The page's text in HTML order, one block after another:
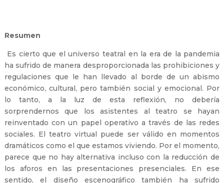
Resumen
Es cierto que el universo teatral en la era de la pandemia
ha sufrido de manera desproporcionada las prohibiciones y
regulaciones que le han llevado al borde de un abismo
económico, cultural, pero también social y emocional. Por
lo tanto, a la luz de esta reflexión, no debería
sorprendernos que los asistentes al teatro se hayan
reinventado con un papel operativo a través de las redes
sociales. El teatro virtual puede ser válido en momentos
dramáticos como el que estamos viviendo. Por el momento,
parece que no hay alternativa incluso con la reducción de
los aforos en las presentaciones presenciales. En ese
sentido, el diseño escenográfico también ha sufrido